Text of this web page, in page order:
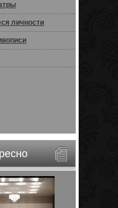
личности